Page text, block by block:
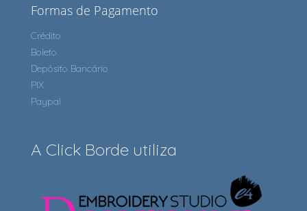
Formas de Pagamento
Crédito
Boleto
Depósito Bancário
PIX
Paypal
A Click Borde utiliza